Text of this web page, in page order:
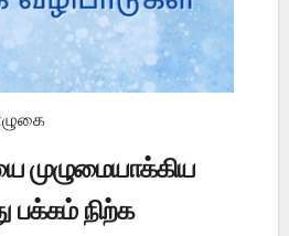
முழுமையாக்கிய
பக்கம் நிற்க